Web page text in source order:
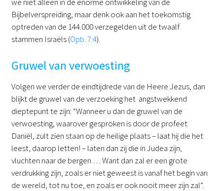
Bijbelverspreiding, maar denk ook aan het toekomstig
optreden van de 144.000 verzegelden uit de twaalf
stammen Israëls (Opb. 7:4).
Gruwel van verwoesting
Volgen we verder de eindtijdrede van de Heere Jezus, dan
blijkt de gruwel van de verzoeking het angstwekkend
dieptepunt te zijn: “Wanneer u dan de gruwel van de
verwoesting, waarover gesproken is door de profeet
Daniël, zult zien staan op de heilige plaats – laat hij die het
leest, daarop letten! – laten dan zij die in Judea zijn,
vluchten naar de bergen … Want dan zal er een grote
verdrukking zijn, zoals er niet geweest is vanaf het begin van
de wereld, tot nu toe, en zoals er ook nooit meer zijn zal”.